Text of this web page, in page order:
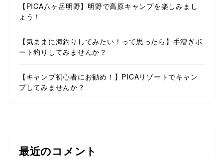
【PICA八ヶ岳明野】明野で高原キャンプを楽しみまし
ょう！
【気ままに海釣りしてみたい！って思ったら】手漕ぎボ
ート釣りしてみませんか？
【キャンプ初心者にお勧め！】PICAリゾートでキャン
プしてみませんか？
最近のコメント